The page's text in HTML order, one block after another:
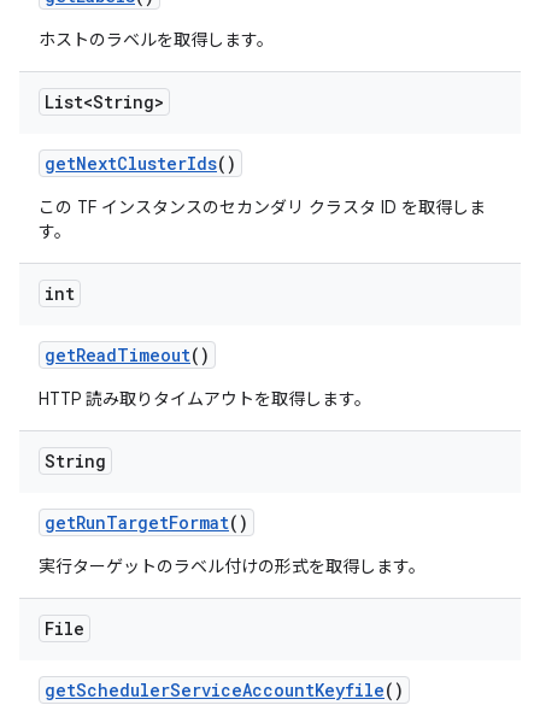
ホストのラベルを取得します。
List<String>
getNextClusterIds()
この TF インスタンスのセカンダリ クラスタ ID を取得しま
す。
int
getReadTimeout()
HTTP 読み取りタイムアウトを取得します。
String
getRunTargetFormat()
実行ターゲットのラベル付けの形式を取得します。
File
getSchedulerServiceAccountKeyfile()